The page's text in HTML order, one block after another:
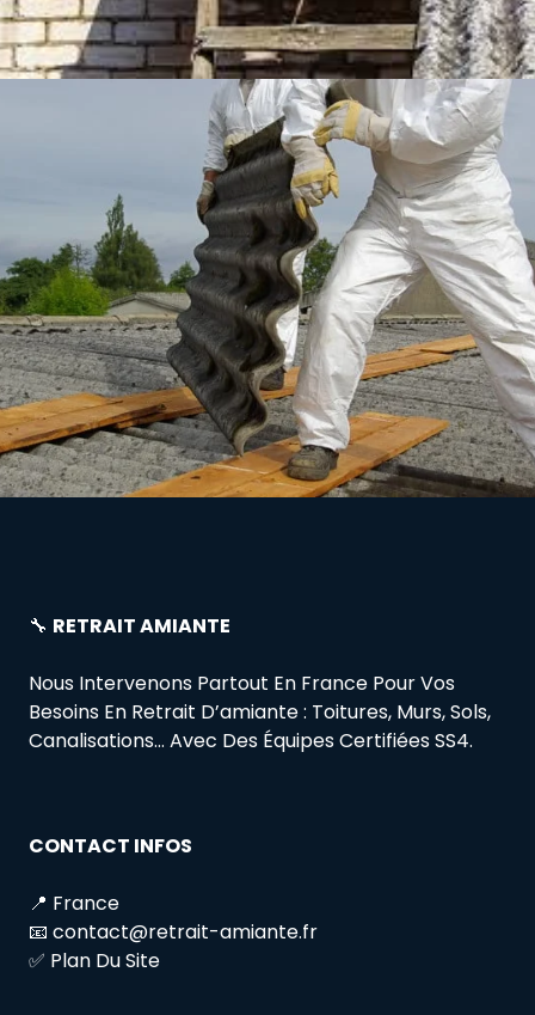
🔧 RETRAIT AMIANTE
Nous Intervenons Partout En France Pour Vos
Besoins En Retrait D’amiante : Toitures, Murs, Sols,
Canalisations… Avec Des Équipes Certifiées SS4.
CONTACT INFOS
📍 France
📧 contact@retrait-amiante.fr
✅ Plan Du Site